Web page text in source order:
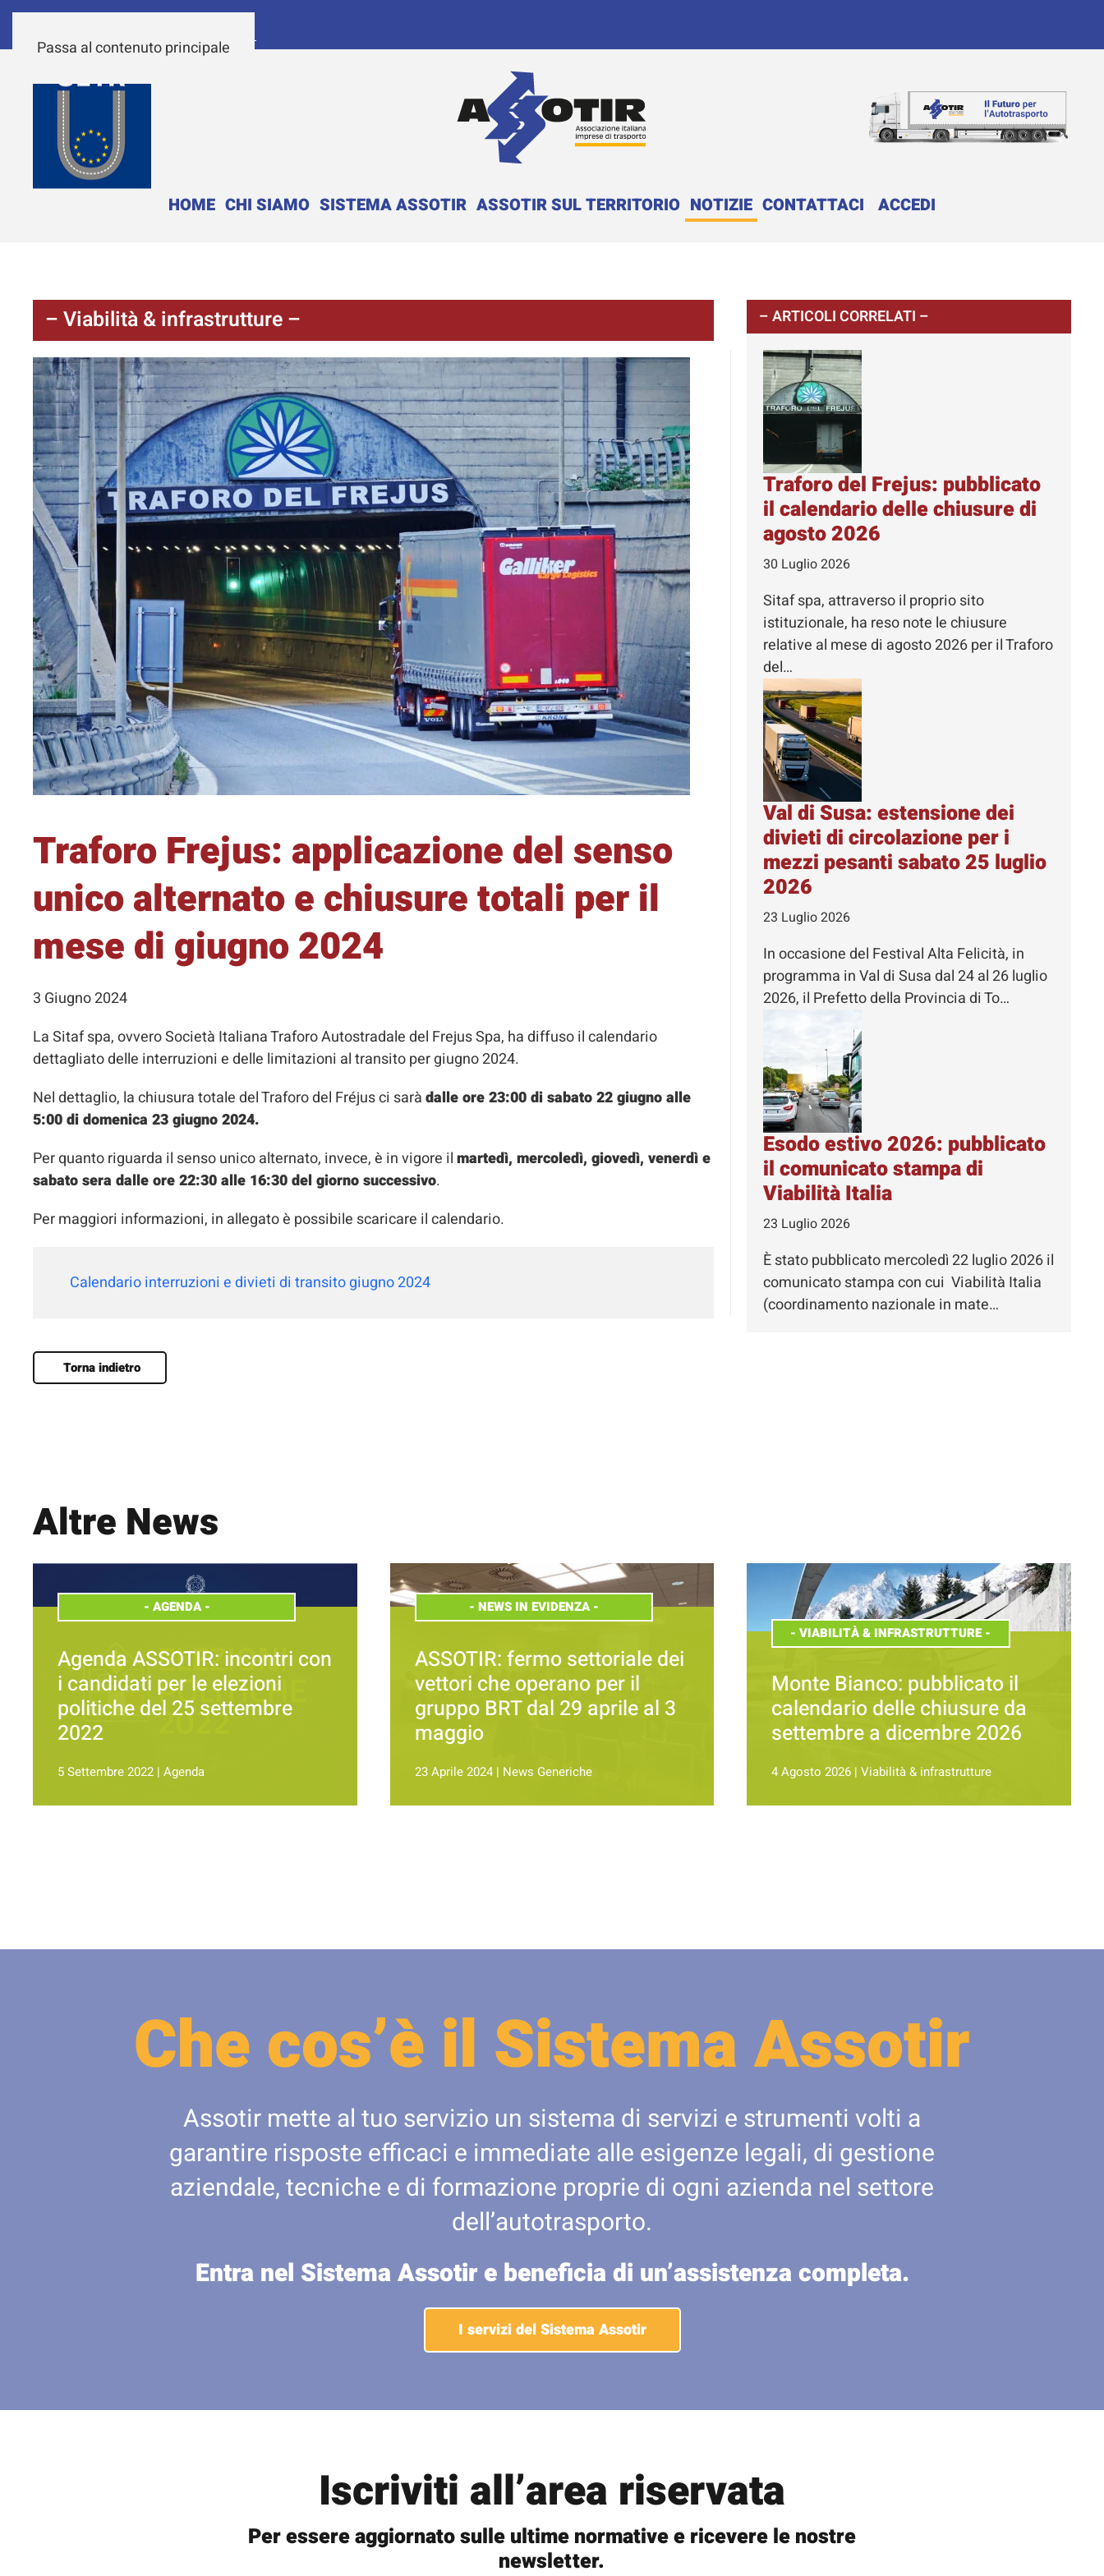
Passa al contenuto principale
HOME CHI SIAMO SISTEMA ASSOTIR ASSOTIR SUL TERRITORIO NOTIZIE CONTATTACI ACCEDI
– Viabilità & infrastrutture –
Traforo Frejus: applicazione del senso
unico alternato e chiusure totali per il
mese di giugno 2024
3 Giugno 2024
La Sitaf spa, ovvero Società Italiana Traforo Autostradale del Frejus Spa, ha diffuso il calendario
dettagliato delle interruzioni e delle limitazioni al transito per giugno 2024.
Nel dettaglio, la chiusura totale del Traforo del Fréjus ci saràdalle ore 23:00 di sabato 22 giugno alle
5:00 di domenica 23 giugno 2024.
Per quanto riguarda il senso unico alternato, invece, è in vigore ilmartedì, mercoledì, giovedì, venerdì e
sabato sera dalle ore 22:30 alle 16:30 del giorno successivo.
Per maggiori informazioni, in allegato è possibile scaricare il calendario.
Calendario interruzioni e divieti di transito giugno 2024
Torna indietro
– ARTICOLI CORRELATI –
Traforo del Frejus: pubblicato
il calendario delle chiusure di
agosto 2026
30 Luglio 2026
Sitaf spa, attraverso il proprio sito
istituzionale, ha reso note le chiusure
relative al mese di agosto 2026 per il Traforo
del…
Val di Susa: estensione dei
divieti di circolazione per i
mezzi pesanti sabato 25 luglio
2026
23 Luglio 2026
In occasione del Festival Alta Felicità, in
programma in Val di Susa dal 24 al 26 luglio
2026, il Prefetto della Provincia di To…
Esodo estivo 2026: pubblicato
il comunicato stampa di
Viabilità Italia
23 Luglio 2026
È stato pubblicato mercoledì 22 luglio 2026 il
comunicato stampa con cui Viabilità Italia
(coordinamento nazionale in mate…
Altre News
- AGENDA-
Agenda ASSOTIR: incontri con
i candidati per le elezioni
politiche del 25 settembre
2022
5 Settembre 2022 | Agenda
- NEWS IN EVIDENZA-
ASSOTIR: fermo settoriale dei
vettori che operano per il
gruppo BRT dal 29 aprile al 3
maggio
23 Aprile 2024| News Generiche
-VIABILITÀ & INFRASTRUTTURE-
Monte Bianco: pubblicato il
calendario delle chiusure da
settembre a dicembre 2026
4 Agosto 2026 |Viabilità & infrastrutture
Che cos’è il Sistema Assotir
Assotir mette al tuo servizio un sistema di servizi e strumenti volti a
garantire risposte efficaci e immediate alle esigenze legali, di gestione
aziendale, tecniche e di formazione proprie di ogni azienda nel settore
dell’autotrasporto.
Entra nel Sistema Assotir e beneficia di un’assistenza completa.
I servizi del Sistema Assotir
Iscriviti all’area riservata
Per essere aggiornato sulle ultime normative e ricevere le nostre
newsletter.